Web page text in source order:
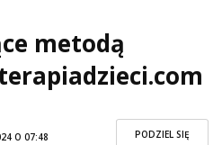
metodą
PODZIEL SIĘ
O 07:48